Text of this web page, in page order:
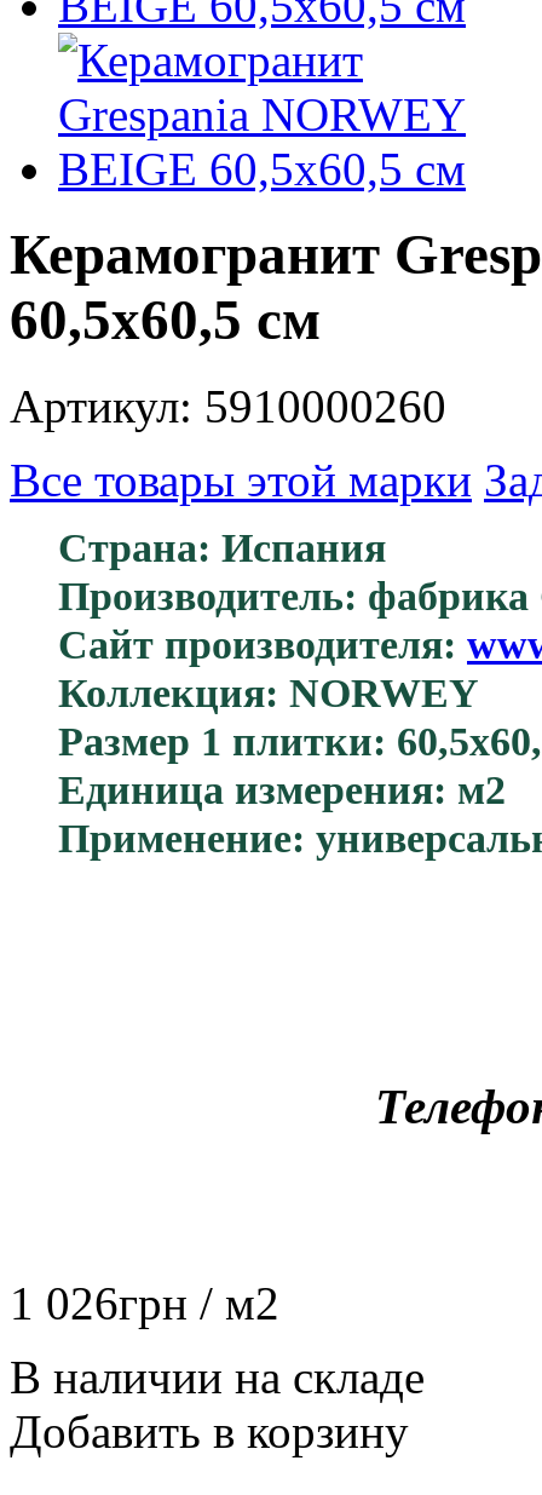
Керамогранит
60,5x60,5 см
Артикул: 5910000260
Все товары этой марки
Страна: Испания
Производитель: фабрика
Сайт производителя:
Коллекция: NORWEY
Размер 1 плитки:
Единица измерения: м2
Применение:
1 026грн / м2
В наличии на складе
Добавить в корзину